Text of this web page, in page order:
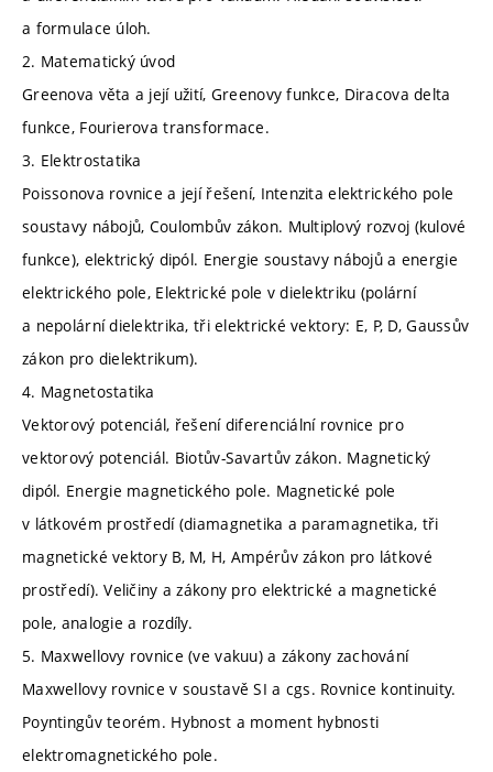
a formulace úloh.
2. Matematický úvod
Greenova věta a její užití, Greenovy funkce, Diracova delta
funkce, Fourierova transformace.
3. Elektrostatika
Poissonova rovnice a její řešení, Intenzita elektrického pole
soustavy nábojů, Coulombův zákon. Multiplový rozvoj (kulové
funkce), elektrický dipól. Energie soustavy nábojů a energie
elektrického pole, Elektrické pole v dielektriku (polární
a nepolární dielektrika, tři elektrické vektory: E, P, D, Gaussův
zákon pro dielektrikum).
4. Magnetostatika
Vektorový potenciál, řešení diferenciální rovnice pro
vektorový potenciál. Biotův-Savartův zákon. Magnetický
dipól. Energie magnetického pole. Magnetické pole
v látkovém prostředí (diamagnetika a paramagnetika, tři
magnetické vektory B, M, H, Ampérův zákon pro látkové
prostředí). Veličiny a zákony pro elektrické a magnetické
pole, analogie a rozdíly.
5. Maxwellovy rovnice (ve vakuu) a zákony zachování
Maxwellovy rovnice v soustavě SI a cgs. Rovnice kontinuity.
Poyntingův teorém. Hybnost a moment hybnosti
elektromagnetického pole.